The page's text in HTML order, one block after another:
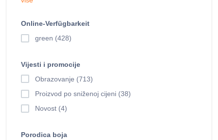
Online-Verfügbarkeit
green (428)
Vijesti i promocije
Obrazovanje (713)
Proizvod po sniženoj cijeni (38)
Novost (4)
Porodica boja